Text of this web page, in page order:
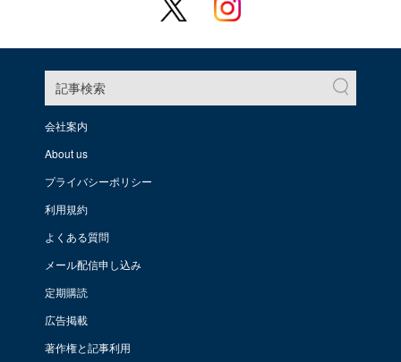
記事検索
会社案内
About us
プライバシーポリシー
利用規約
よくある質問
メール配信申し込み
定期購読
広告掲載
著作権と記事利用